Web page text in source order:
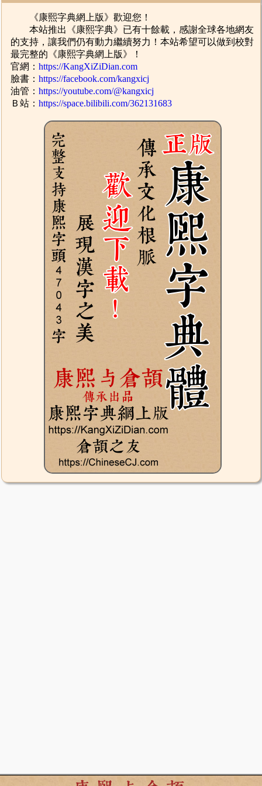
《康熙字典網上版》歡迎您！
本站推出《康熙字典》已有十餘載，感謝全球各地網友
的支持，讓我們仍有動力繼續努力！本站希望可以做到校對
最完整的《康熙字典網上版》！
官網：https://KangXiZiDian.com
臉書：https://facebook.com/kangxicj
油管：https://youtube.com/@kangxicj
Ｂ站：https://space.bilibili.com/362131683